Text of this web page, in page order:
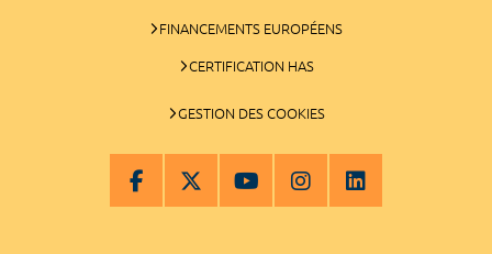
FINANCEMENTS EUROPÉENS
CERTIFICATION HAS
GESTION DES COOKIES